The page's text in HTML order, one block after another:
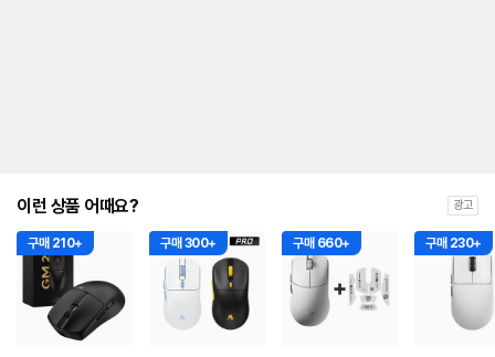
이런 상품 어때요? 광고
구매 210+ 구매 300+ 구매 660+ 구매 230+